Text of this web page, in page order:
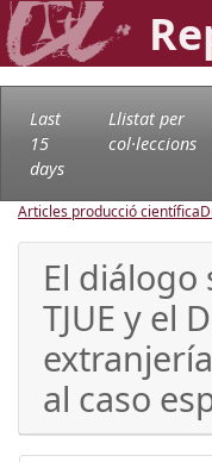
Last
15
days
Llistat per
col·leccions
Articles producció científica
El diálogo
TJUE y el
al caso